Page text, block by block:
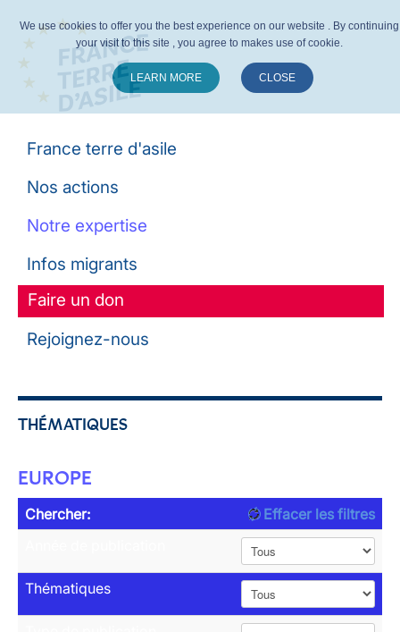
France terre d'asile
Nos actions
Notre expertise
Infos migrants
Faire un don
Rejoignez-nous
THÉMATIQUES
EUROPE
Chercher:
Effacer les filtres
Thématiques
We use cookies to offer you the best experience on our website . By continuing
your visit to this site , you agree to makes use of cookie.
LEARN MORE CLOSE